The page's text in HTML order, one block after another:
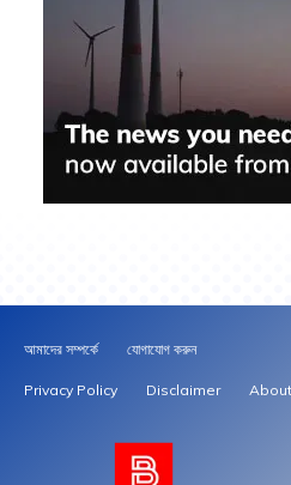
আমাদের সম্পর্কে যোগাযোগ করুন
Privacy Policy Disclaimer